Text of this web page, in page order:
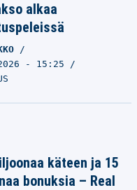
alkaa
- 15:25
käteen ja 15
bonuksia – Real